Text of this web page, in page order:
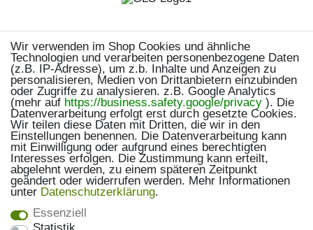
Wir verwenden im Shop Cookies und ähnliche
Technologien und verarbeiten personenbezogene Daten
(z.B. IP-Adresse), um z.b. Inhalte und Anzeigen zu
personalisieren, Medien von Drittanbietern einzubinden
oder Zugriffe zu analysieren. z.B. Google Analytics
(mehr auf https://business.safety.google/privacy ). Die
Datenverarbeitung erfolgt erst durch gesetzte Cookies.
Wir teilen diese Daten mit Dritten, die wir in den
Einstellungen benennen. Die Datenverarbeitung kann
mit Einwilligung oder aufgrund eines berechtigten
Interesses erfolgen. Die Zustimmung kann erteilt,
abgelehnt werden, zu einem späteren Zeitpunkt
geändert oder widerrufen werden. Mehr Informationen
unter Daten­schutz­erklärung.
Essenziell